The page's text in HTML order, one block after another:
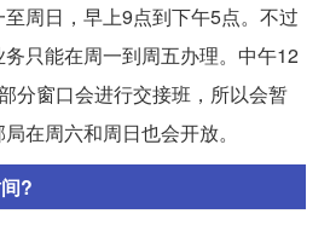
周日，早上9点到下午5点。不过
只能在周一到周五办理。中午12
分窗口会进行交接班，所以会暂
在周六和周日也会开放。
?